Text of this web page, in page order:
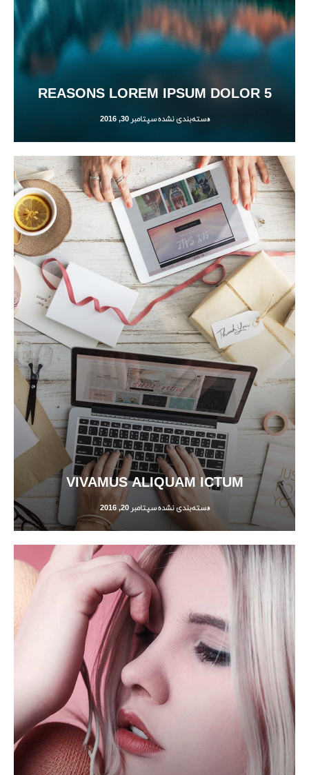
5 REASONS LOREM IPSUM DOLOR
دسته‌بندی نشدهسپتامبر 30, 2016
VIVAMUS ALIQUAM ICTUM
دسته‌بندی نشدهسپتامبر 20, 2016